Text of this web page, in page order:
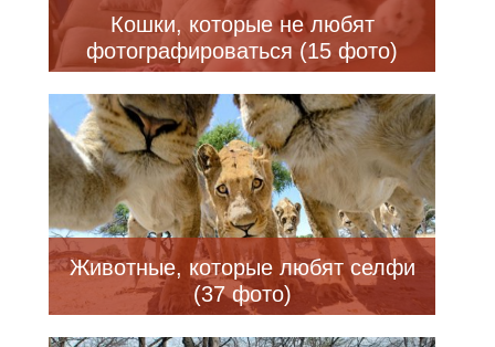
Кошки, которые не любят
фотографироваться (15 фото)
Животные, которые любят селфи
(37 фото)